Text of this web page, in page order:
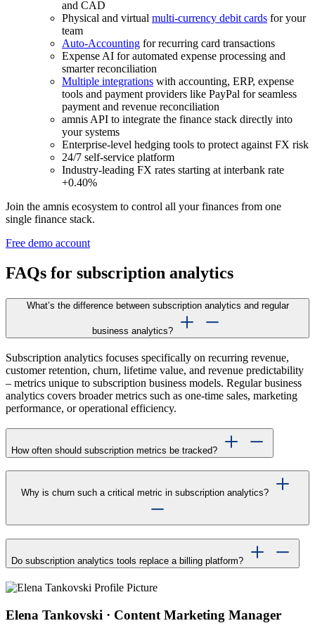
and CAD
Physical and virtual multi-currency debit cards for your
team
Auto-Accounting for recurring card transactions
Expense AI for automated expense processing and
smarter reconciliation
Multiple integrations with accounting, ERP, expense
tools and payment providers like PayPal for seamless
payment and revenue reconciliation
amnis API to integrate the finance stack directly into
your systems
Enterprise-level hedging tools to protect against FX risk
24/7 self-service platform
Industry-leading FX rates starting at interbank rate
+0.40%
Join the amnis ecosystem to control all your finances from one
single finance stack.
Free demo account
FAQs for subscription analytics
What’s the difference between subscription analytics and regular
business analytics?
Subscription analytics focuses specifically on recurring revenue,
customer retention, churn, lifetime value, and revenue predictability
– metrics unique to subscription business models. Regular business
analytics covers broader metrics such as one-time sales, marketing
performance, or operational efficiency.
How often should subscription metrics be tracked?
Why is churn such a critical metric in subscription analytics?
Do subscription analytics tools replace a billing platform?
Elena Tankovski · Content Marketing Manager